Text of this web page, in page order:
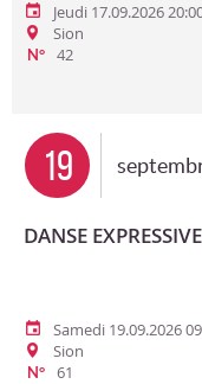
Jeudi 17.09.2026
Sion
N°
42
19
DANSE EXPRESSIVE
Samedi 19.09.2026
Sion
N°
61